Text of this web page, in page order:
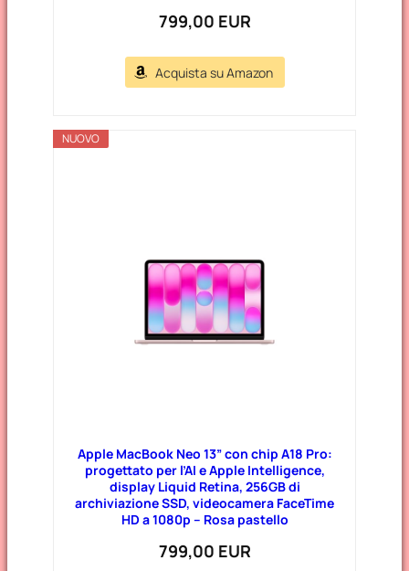
799,00 EUR
Acquista su Amazon
NUOVO
Apple MacBook Neo 13” con chip A18 Pro:
progettato per l’AI e Apple Intelligence,
display Liquid Retina, 256GB di
archiviazione SSD, videocamera FaceTime
HD a 1080p – Rosa pastello
799,00 EUR